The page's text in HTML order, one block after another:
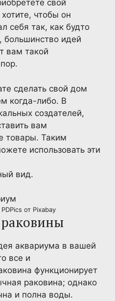
свой
чтобы он
себя так, как будто
идей
вам такой
сделать свой дом
когда-либо. В
создателей,
вам
товары. Таким
использовать эти
вид.
от Pixabay
аквариума в вашей
все и
функционирует
раковина; однако
и полна воды.